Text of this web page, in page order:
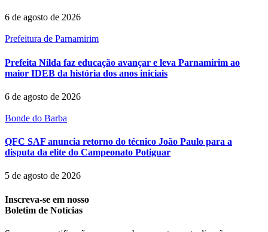
6 de agosto de 2026
Prefeitura de Parnamirim
Prefeita Nilda faz educação avançar e leva Parnamirim ao
maior IDEB da história dos anos iniciais
6 de agosto de 2026
Bonde do Barba
QFC SAF anuncia retorno do técnico João Paulo para a
disputa da elite do Campeonato Potiguar
5 de agosto de 2026
Inscreva-se em nosso
Boletim de Notícias